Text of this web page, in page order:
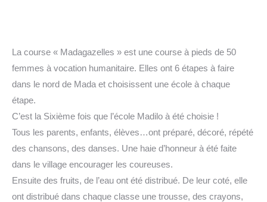
La course « Madagazelles » est une course à pieds de 50
femmes à vocation humanitaire. Elles ont 6 étapes à faire
dans le nord de Mada et choisissent une école à chaque
étape.
C’est la Sixième fois que l’école Madilo à été choisie !
Tous les parents, enfants, élèves…ont préparé, décoré, répété
des chansons, des danses. Une haie d’honneur à été faite
dans le village encourager les coureuses.
Ensuite des fruits, de l’eau ont été distribué. De leur coté, elle
ont distribué dans chaque classe une trousse, des crayons,